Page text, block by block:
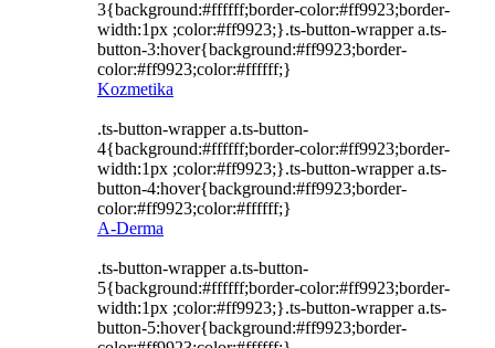
3{background:#ffffff;border-color:#ff9923;border-
width:1px ;color:#ff9923;}.ts-button-wrapper a.ts-
button-3:hover{background:#ff9923;border-
color:#ff9923;color:#ffffff;}
Kozmetika
.ts-button-wrapper a.ts-button-
4{background:#ffffff;border-color:#ff9923;border-
width:1px ;color:#ff9923;}.ts-button-wrapper a.ts-
button-4:hover{background:#ff9923;border-
color:#ff9923;color:#ffffff;}
A-Derma
.ts-button-wrapper a.ts-button-
5{background:#ffffff;border-color:#ff9923;border-
width:1px ;color:#ff9923;}.ts-button-wrapper a.ts-
button-5:hover{background:#ff9923;border-